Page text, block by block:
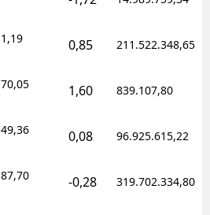
1,19 0,85 211.522.348,65
70,05 1,60 839.107,80
49,36 0,08 96.925.615,22
87,70 -0,28 319.702.334,80